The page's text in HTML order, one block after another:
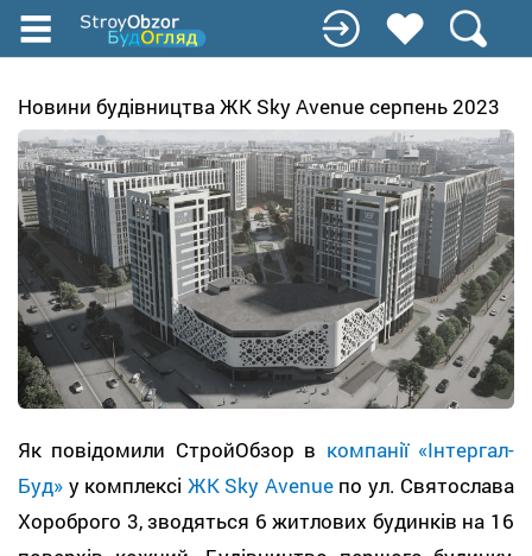
Перейти
содержанию
Новини будівництва ЖК Sky Avenue серпень 2023
Як повідомили СтройОбзор в компанії «Інтергал-
Буд» у комплексі ЖК Sky Avenueпо ул. Святослава
Хороброго 3, зводяться 6 житлових будинків на 16